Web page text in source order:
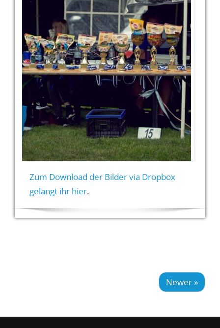
Zum Download der Bilder via Dropbox
gelangt ihr hier.
Newer »